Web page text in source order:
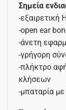
Σημεία
-εξαιρετική
-open ear
-άνετη
-γρήγορη
-πλήκτρο
κλήσεων
-μπαταρία